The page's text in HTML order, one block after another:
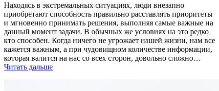
Находясь в экстремальных ситуациях, люди внезапно
приобретают способность правильно расставлять приоритеты
и мгновенно принимать решения, выполняя самые важные на
данный момент задачи. В обычных же условиях на это редко
кто способен. Когда ничего не угрожает нашей жизни, нам все
кажется важным, а при чудовищном количестве информации,
которая валится на нас со всех сторон, довольно сложно…
Читать дальше